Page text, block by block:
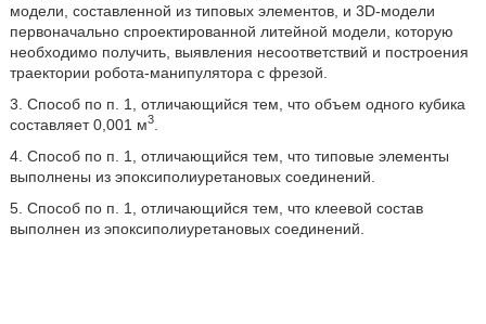
модели, составленной из типовых элементов, и 3D-модели
первоначально спроектированной литейной модели, которую
необходимо получить, выявления несоответствий и построения
траектории робота-манипулятора с фрезой.
3. Способ по п. 1, отличающийся тем, что объем одного кубика
составляет 0,001 м3.
4. Способ по п. 1, отличающийся тем, что типовые элементы
выполнены из эпоксиполиуретановых соединений.
5. Способ по п. 1, отличающийся тем, что клеевой состав
выполнен из эпоксиполиуретановых соединений.